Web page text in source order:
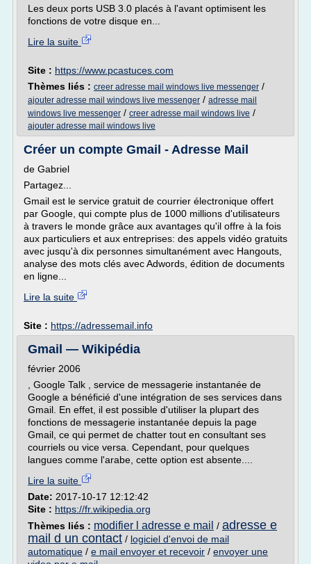
Les deux ports USB 3.0 placés à l'avant optimisent les
fonctions de votre disque en...
Lire la suite
Site : https://www.pcastuces.com
Thèmes liés : creer adresse mail windows live messenger /
ajouter adresse mail windows live messenger / adresse mail
windows live messenger / creer adresse mail windows live /
ajouter adresse mail windows live
Créer un compte Gmail - Adresse Mail
de Gabriel
Partagez...
Gmail est le service gratuit de courrier électronique offert
par Google, qui compte plus de 1000 millions d'utilisateurs
à travers le monde grâce aux avantages qu'il offre à la fois
aux particuliers et aux entreprises: des appels vidéo gratuits
avec jusqu'à dix personnes simultanément avec Hangouts,
analyse des mots clés avec Adwords, édition de documents
en ligne...
Lire la suite
Site : https://adressemail.info
Gmail — Wikipédia
février 2006
, Google Talk , service de messagerie instantanée de
Google a bénéficié d'une intégration de ses services dans
Gmail. En effet, il est possible d'utiliser la plupart des
fonctions de messagerie instantanée depuis la page
Gmail, ce qui permet de chatter tout en consultant ses
courriels ou vice versa. Cependant, pour quelques
langues comme l'arabe, cette option est absente....
Lire la suite
Date: 2017-10-17 12:12:42
Site : https://fr.wikipedia.org
Thèmes liés : modifier l adresse e mail / adresse e
mail d un contact / logiciel d'envoi de mail
automatique / e mail envoyer et recevoir / envoyer une